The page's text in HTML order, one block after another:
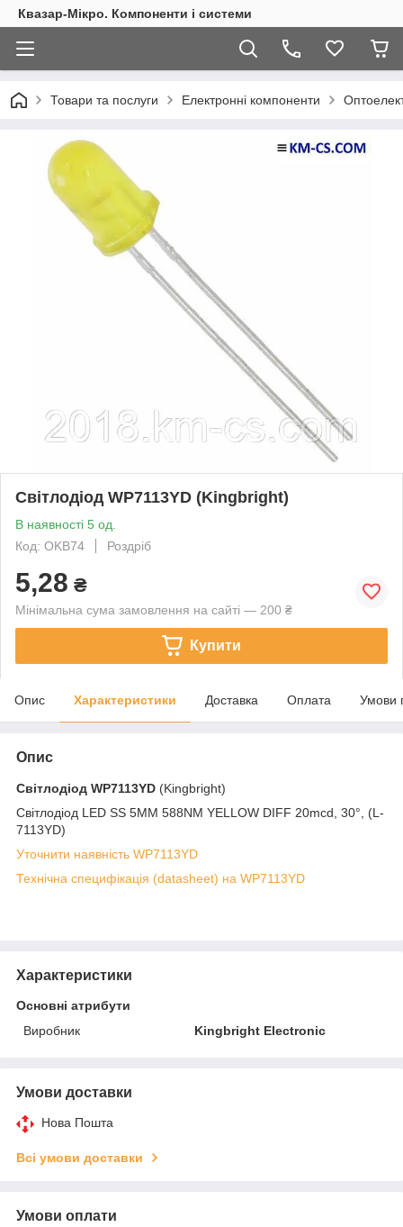
Квазар-Мікро. Компоненти і системи
Товари та послуги Електронні компоненти
Світлодіод WP7113YD (Kingbright)
В наявності 5 од.
Код: OKB74
Роздріб
5,28 ₴
Мінімальна сума замовлення на сайті — 200 ₴
Купити
Опис Характеристики Доставка Оплата Умови
Опис
Світлодіод WP7113YD (Kingbright)
Світлодіод LED SS 5MM 588NM YELLOW DIFF 20mcd, 30°, (L-
7113YD)
Уточнити наявність WP7113YD
Технічна специфікація (datasheet) на WP7113YD
Характеристики
Основні атрибути
Виробник
Kingbright Electronic
Умови доставки
Нова Пошта
Всі умови доставки
Умови оплати